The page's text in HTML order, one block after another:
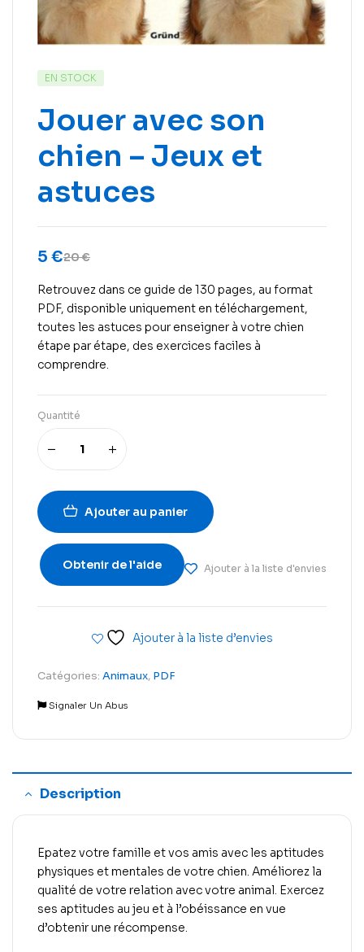
EN STOCK
Jouer avec son
chien – Jeux et
astuces
20€
5 €
Retrouvez dans ce guide de 130 pages, au format
PDF, disponible uniquement en téléchargement,
toutes les astuces pour enseigner à votre chien
étape par étape, des exercices faciles à
comprendre.
Quantité
Ajouter au panier
Obtenir de l'aide Ajouter à la liste d'envies
Ajouter à la liste d’envies
Catégories: Animaux, PDF
Signaler Un Abus
Description
Epatez votre famille et vos amis avec les aptitudes
physiques et mentales de votre chien. Améliorez la
qualité de votre relation avec votre animal. Exercez
ses aptitudes au jeu et à l’obéissance en vue
d’obtenir une récompense.